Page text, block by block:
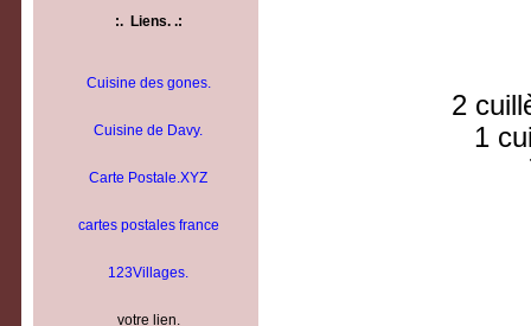
:.Liens. .:
Cuisine des gones.
Cuisine de Davy.
Carte Postale.XYZ
cartes postales france
123Villages.
votre lien.
2
1